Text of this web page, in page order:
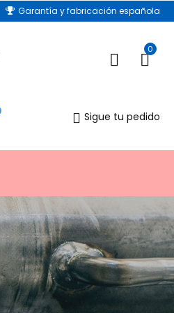
Garantía y fabricación española
0
Sigue tu pedido